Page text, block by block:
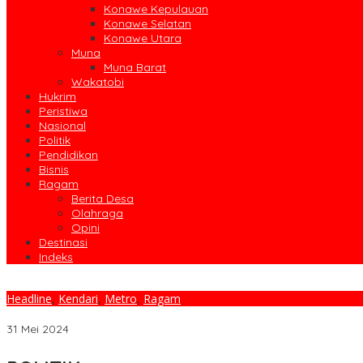
Konawe Kepulauan
Konawe Selatan
Konawe Utara
Muna
Muna Barat
Wakatobi
Hukrim
Peristiwa
Nasional
Politik
Pendidikan
Bisnis
Ragam
Berita Desa
Olahraga
Opini
Destinasi
Indeks
Headline, Kendari, Metro, Ragam
31 Mei 2024